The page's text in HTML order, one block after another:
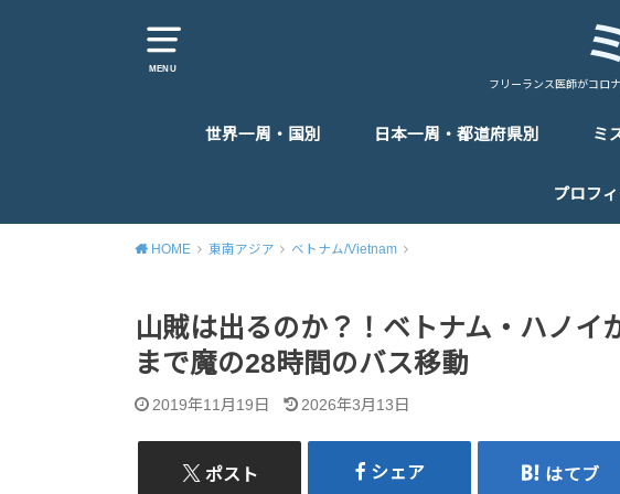
MENU
フリーランス医師がコロ
世界一周・国別
中国/China
台湾/Taiwan
韓国/Korea
タイ/Thailand
マレーシア/
シンガポー
ベトナム/
カンボジア/
ラオス/Laos
ミャンマー/
インドネシ
インド/India
ネパール/
トルコ/Turkey
イラン/Iran
アラブ首長国
イタリア/Italy
フランス/
スペイン/
ポルトガル/
ドイツ/
スイス/
オランダ/
ベルギー/
チェコ/
オーストリア
ハンガリー/
ポーランド/
エストニア/
ラトビア/
リトアニア/
フィンラン
ギリシャ/
ロシア/Russia
エジプト/
エチオピア/
ケニア/Kenya
ウガンダ/
ルワンダ/
タンザニア/
マラウイ/
ザンビア/
ジンバブエ/
ボツワナ/
ナミビア/
レソト/
南アフリカ
モロッコ/
カナダ/Canada
メキシコ/
キューバ/cuba
日本一周・都道府県別 ミ
プロフ
HOME 東南アジア ベトナム/Vietnam
山賊は出るのか？！ベトナム・ハノイ
まで魔の28時間のバス移動
2019年11月19日 2026年3月13日
ポスト シェア はてブ